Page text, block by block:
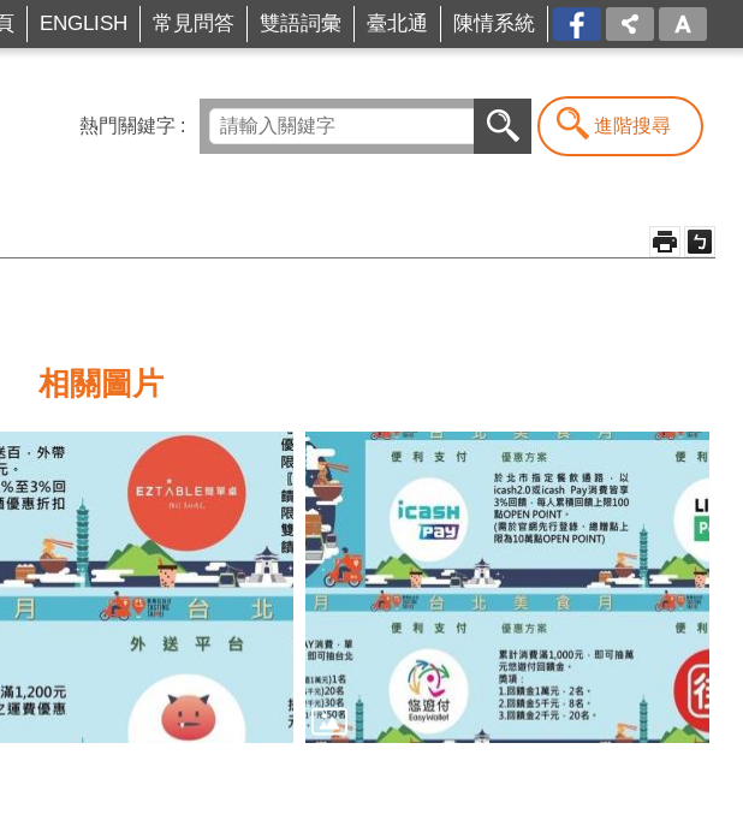
ENGLISH 常見問答 雙語詞彙 臺北通 陳情系統 FB
熱門關鍵字 進階搜尋
相關圖片